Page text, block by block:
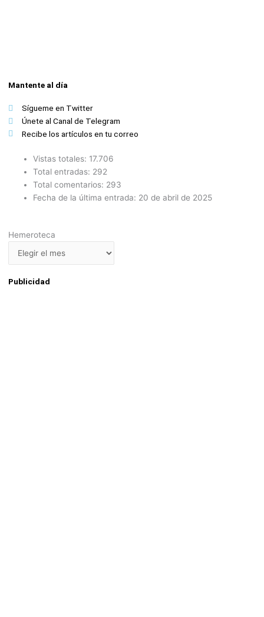
Mantente al día
Sígueme en Twitter
Únete al Canal de Telegram
Recibe los artículos en tu correo
Vistas totales: 17.706
Total entradas: 292
Total comentarios: 293
Fecha de la última entrada: 20 de abril de 2025
Hemeroteca
Hemeroteca
Publicidad